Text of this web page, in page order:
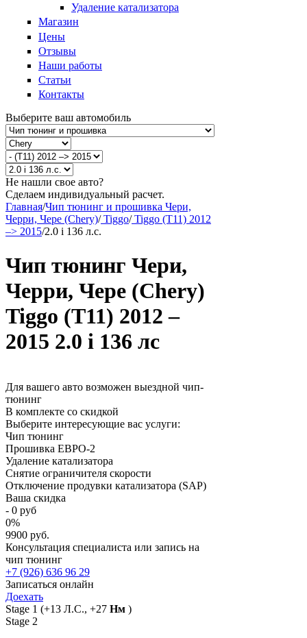
Удаление катализатора
Магазин
Цены
Отзывы
Наши работы
Статьи
Контакты
Выберите ваш автомобиль
Не нашли свое авто?
Сделаем индивидуальный расчет.
Главная/Чип тюнинг и прошивка Чери,
Черри, Чере (Chery)/Tiggo/Tiggo (T11) 2012
–> 2015/2.0 i 136 л.с.
Чип тюнинг Чери,
Черри, Чере (Chery)
Tiggo (T11) 2012 –
2015 2.0 i 136 лс
Для вашего авто возможен выездной чип-
тюнинг
В комплекте со скидкой
Выберите интересующие вас услуги:
Чип тюнинг
Прошивка ЕВРО-2
Удаление катализатора
Снятие ограничителя скорости
Отключение продувки катализатора (SAP)
Ваша скидка
- 0 руб
0%
9900 руб.
Консультация специалиста или запись на
чип тюнинг
+7 (926) 636 96 29
Записаться онлайн
Доехать
Stage 1 (+13 Л.С., +27 Нм )
Stage 2